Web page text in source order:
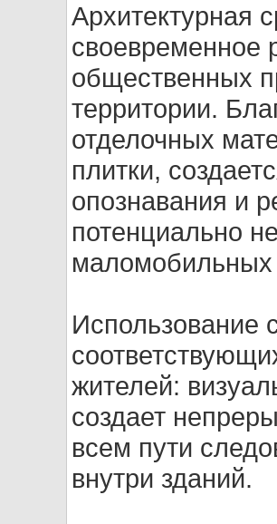
Архитектурная
своевременное
общественных
территории.
отделочных
плитки,
опознавания и
потенциально
маломобильных
Использование
жителей:
создает
всем пути
внутри зданий.